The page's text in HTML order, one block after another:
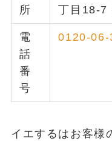
所
丁目18-7
電
話
番
号
0120-06-
イエするはお客様